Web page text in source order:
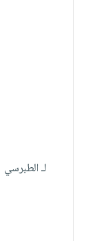
لـ الطبرسي